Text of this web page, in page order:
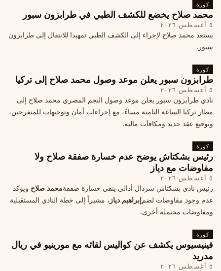
كورة
محمد صلاح يخضع للكشف الطبي في طرابزون سبور
٥ أغسطس ٢٠٢٦
يستعد محمد صلاح لإجراء إلى الكشف الطبي تمهيدا للانتقال إلى طرابزون
سبور.
كورة
طرابزون سبور يعلن موعد وصول محمد صلاح إلى تركيا
٥ أغسطس ٢٠٢٦
نادي طرابزون سبور يعلن موعد وصول النجم المصري محمد صلاح إلى
مطار تركيا الساعة الثامنة مساءً، مع إجراءات أمان وتوجيهات للمتفرجين،
وتوقيع عقد جديد ومكافآت مالية.
كورة
رئيس بشكتاش يوضح عدم خسارة صفقة صلاح ولا
مفاوضات مع دياز
٥ أغسطس ٢٠٢٦
رئيس نادي بشكتاش سردال أدالي ينفي خسارة صفقةمحمد صلاح ويؤكد
عدم وجود مفاوضات لضمإبراهيم دياز ، مشيراً إلى خطة النادي المستقبلية
ومفاوضات محتملة أخرى.
كورة
فينيسيوس يكشف عن كواليس لقائه مع مورينيو في ريال
مدريد
٥ أغسطس ٢٠٢٦